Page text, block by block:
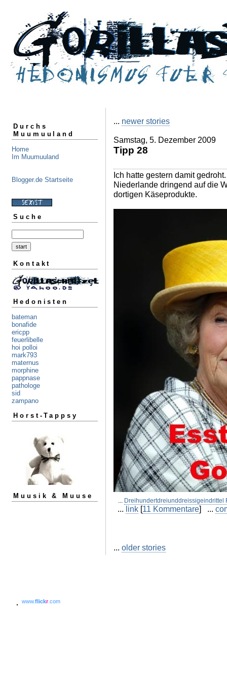
Durchs
Muumuuland
Home
Im Muumuuland
Blogger.de Startseite
Suche
Kontakt
Hedonisten
bateman
bonafide
ericpp
feuerlibelle
hoi polloi
mark793
maternus
morphine
pappnase
pathologe
sid
zampano
Horst-Tappsy
Muusik & Muuse
www.flickr.com
... newer stories
Samstag, 5. Dezember 2009
Tipp 28
Ich hatte gestern damit
Niederlande dringend auf die
dortigen Käseprodukte.
... Dreihundertdreiunddreissigeindrittel
... link [11 Kommentare] ...
... older stories